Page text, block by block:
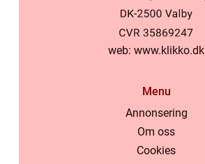
web: www.klikko.dk
Menu
Annonsering
Om oss
Cookies